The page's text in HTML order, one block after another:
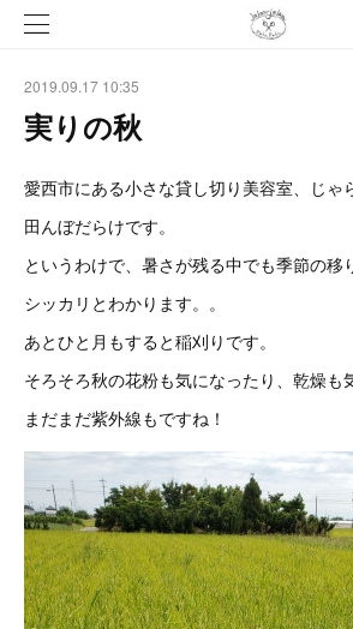
2019.09.17 10:35
実りの秋
愛西市にある小さな貸し切り美容室、じゃ
田んぼだらけです。
というわけで、暑さが残る中でも季節の移
シッカリとわかります。。
あとひと月もすると稲刈りです。
そろそろ秋の花粉も気になったり、乾燥も
まだまだ紫外線もですね！